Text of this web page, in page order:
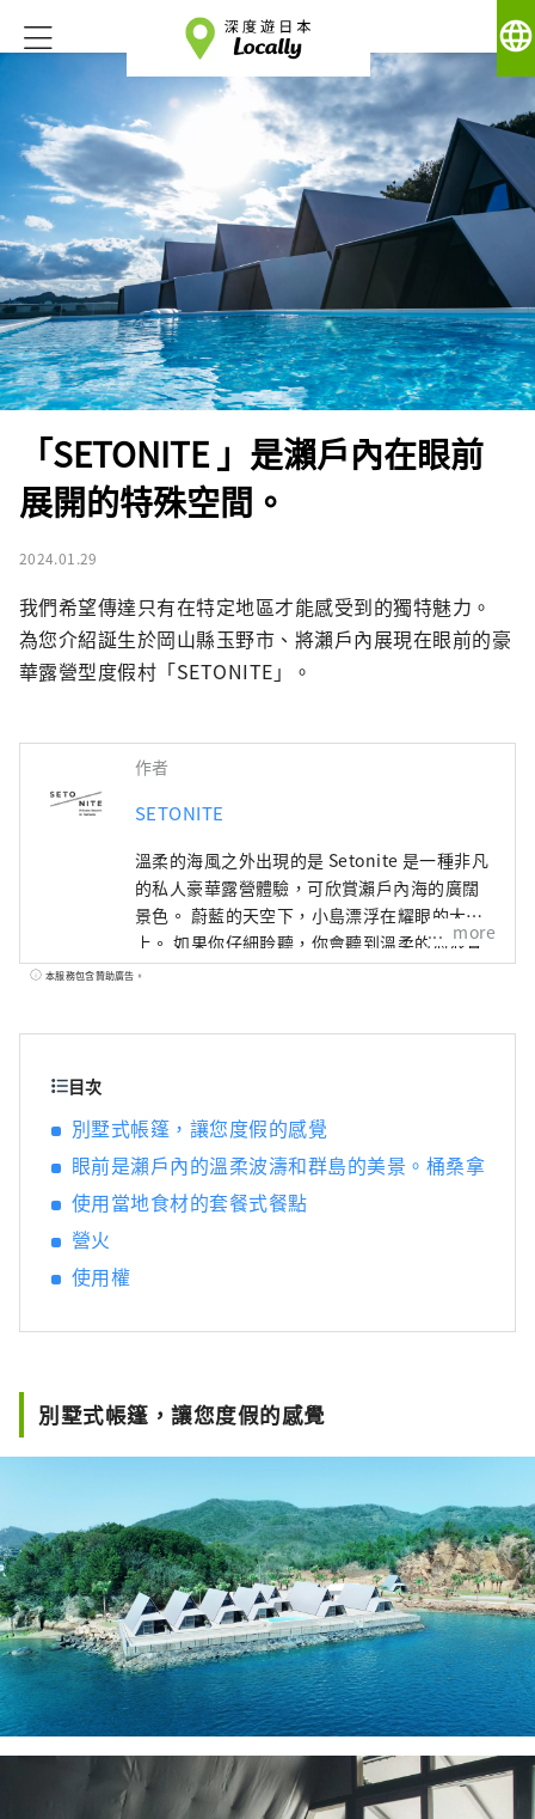
language
「SETONITE 」是瀨戶內在眼前
展開的特殊空間。
2024.01.29
我們希望傳達只有在特定地區才能感受到的獨特魅力。
為您介紹誕生於岡山縣玉野市、將瀨戶內展現在眼前的豪
華露營型度假村「SETONITE」。
作者
SETONITE
溫柔的海風之外出現的是 Setonite 是一種非凡
的私人豪華露營體驗，可欣賞瀨戶內海的廣闊
景色。 蔚藍的天空下，小島漂浮在耀眼的大海
上。 如果你仔細聆聽，你會聽到溫柔的海浪聲
和舒緩的鳥鳴聲。 深吸一口氣，感受瀨戶內的
光。
more
本服務包含贊助廣告。
目次
別墅式帳篷，讓您度假的感覺
眼前是瀨戶內的溫柔波濤和群島的美景。桶桑拿
使用當地食材的套餐式餐點
營火
使用權
別墅式帳篷，讓您度假的感覺